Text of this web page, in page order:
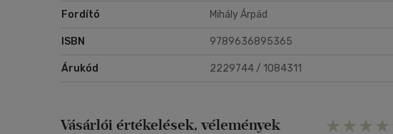
Fordító Mihály Árpád
ISBN 9789636895365
Árukód 2229744 / 1084311
Vásárlói értékelések, vélemények